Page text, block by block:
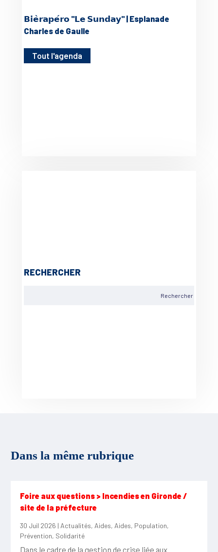
𝗕𝗶𝗲̀𝗿𝗮𝗽𝗲́𝗿𝗼 "𝗟𝗲 𝗦𝘂𝗻𝗱𝗮𝘆" | Esplanade
Charles de Gaulle
Tout l'agenda
RECHERCHER
Dans la même rubrique
Foire aux questions > Incendies en Gironde /
site de la préfecture
30 Juil 2026 | Actualités, Aides, Aides, Population,
Prévention, Solidarité
Dans le cadre de la gestion de crise liée aux